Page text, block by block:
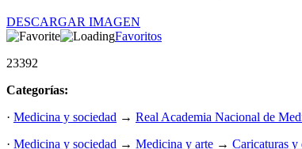
DESCARGAR IMAGEN
Favoritos
23392
Categorías:
· Medicina y sociedad → Real Academia Nacional de
· Medicina y sociedad → Medicina y arte → Caricaturas y